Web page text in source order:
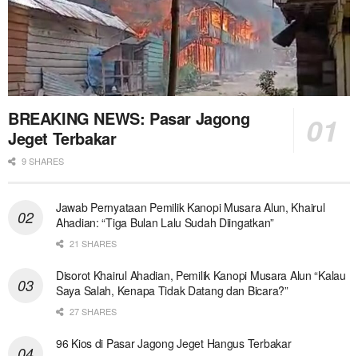
BREAKING NEWS: Pasar Jagong
Jeget Terbakar
9 SHARES
Jawab Pernyataan Pemilik Kanopi Musara Alun, Khairul
Ahadian: “Tiga Bulan Lalu Sudah Diingatkan”
21 SHARES
Disorot Khairul Ahadian, Pemilik Kanopi Musara Alun “Kalau
Saya Salah, Kenapa Tidak Datang dan Bicara?”
27 SHARES
96 Kios di Pasar Jagong Jeget Hangus Terbakar